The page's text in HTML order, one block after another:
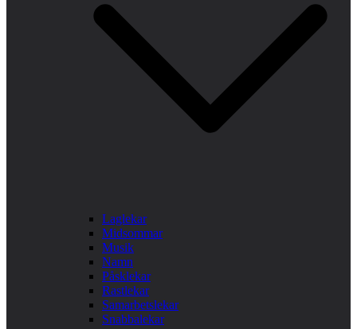
Laglekar
Midsommar
Musik
Namn
Påsklekar
Rastlekar
Samarbetslekar
Snabbalekar